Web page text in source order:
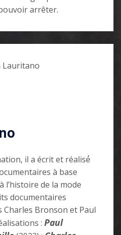
arrêter.
il a écrit et réalisé́
à base
l’histoire de la mode
documentaires
Charles Bronson et Paul
: Paul